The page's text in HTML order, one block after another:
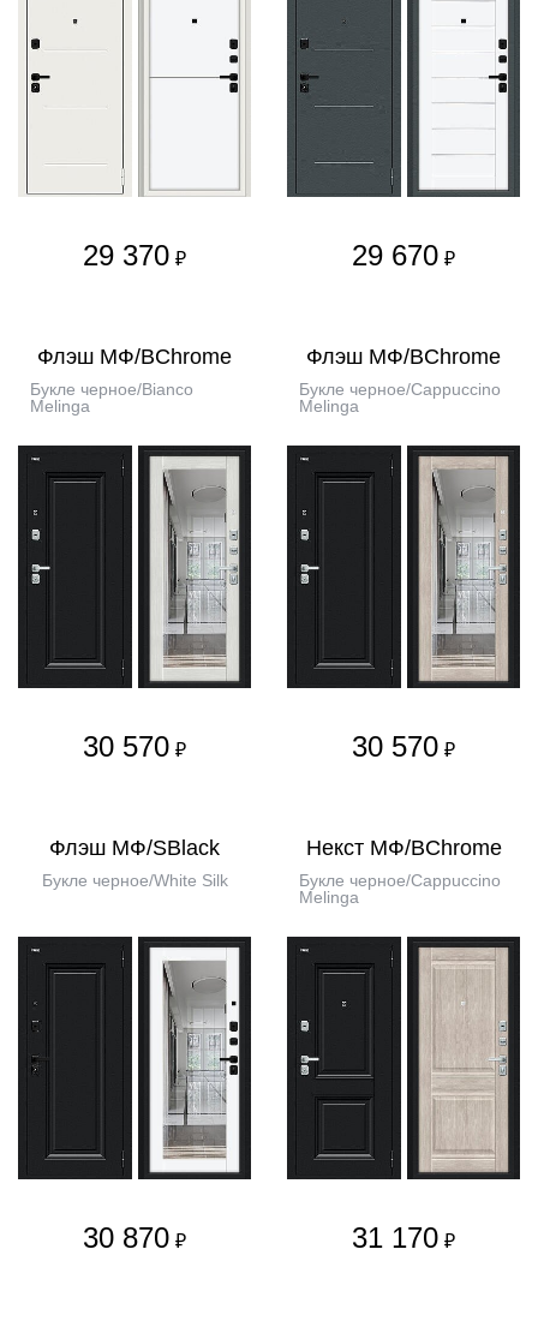
29 370 ₽ 29 670 ₽
Флэш МФ/BChrome
Букле черное/Bianco
Melinga
30 570 ₽
Флэш МФ/BChrome
Букле черное/Cappuccino
Melinga
30 570 ₽
Флэш МФ/SBlack
Букле черное/White Silk
30 870 ₽
Некст МФ/BChrome
Букле черное/Cappuccino
Melinga
31 170 ₽